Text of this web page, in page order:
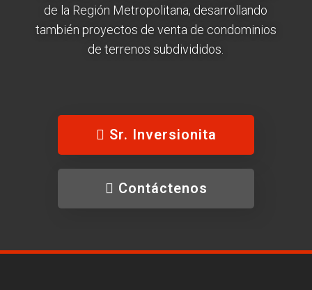
de la Región Metropolitana, desarrollando
también proyectos de venta de condominios
de terrenos subdivididos.
Sr. Inversionita
Contáctenos